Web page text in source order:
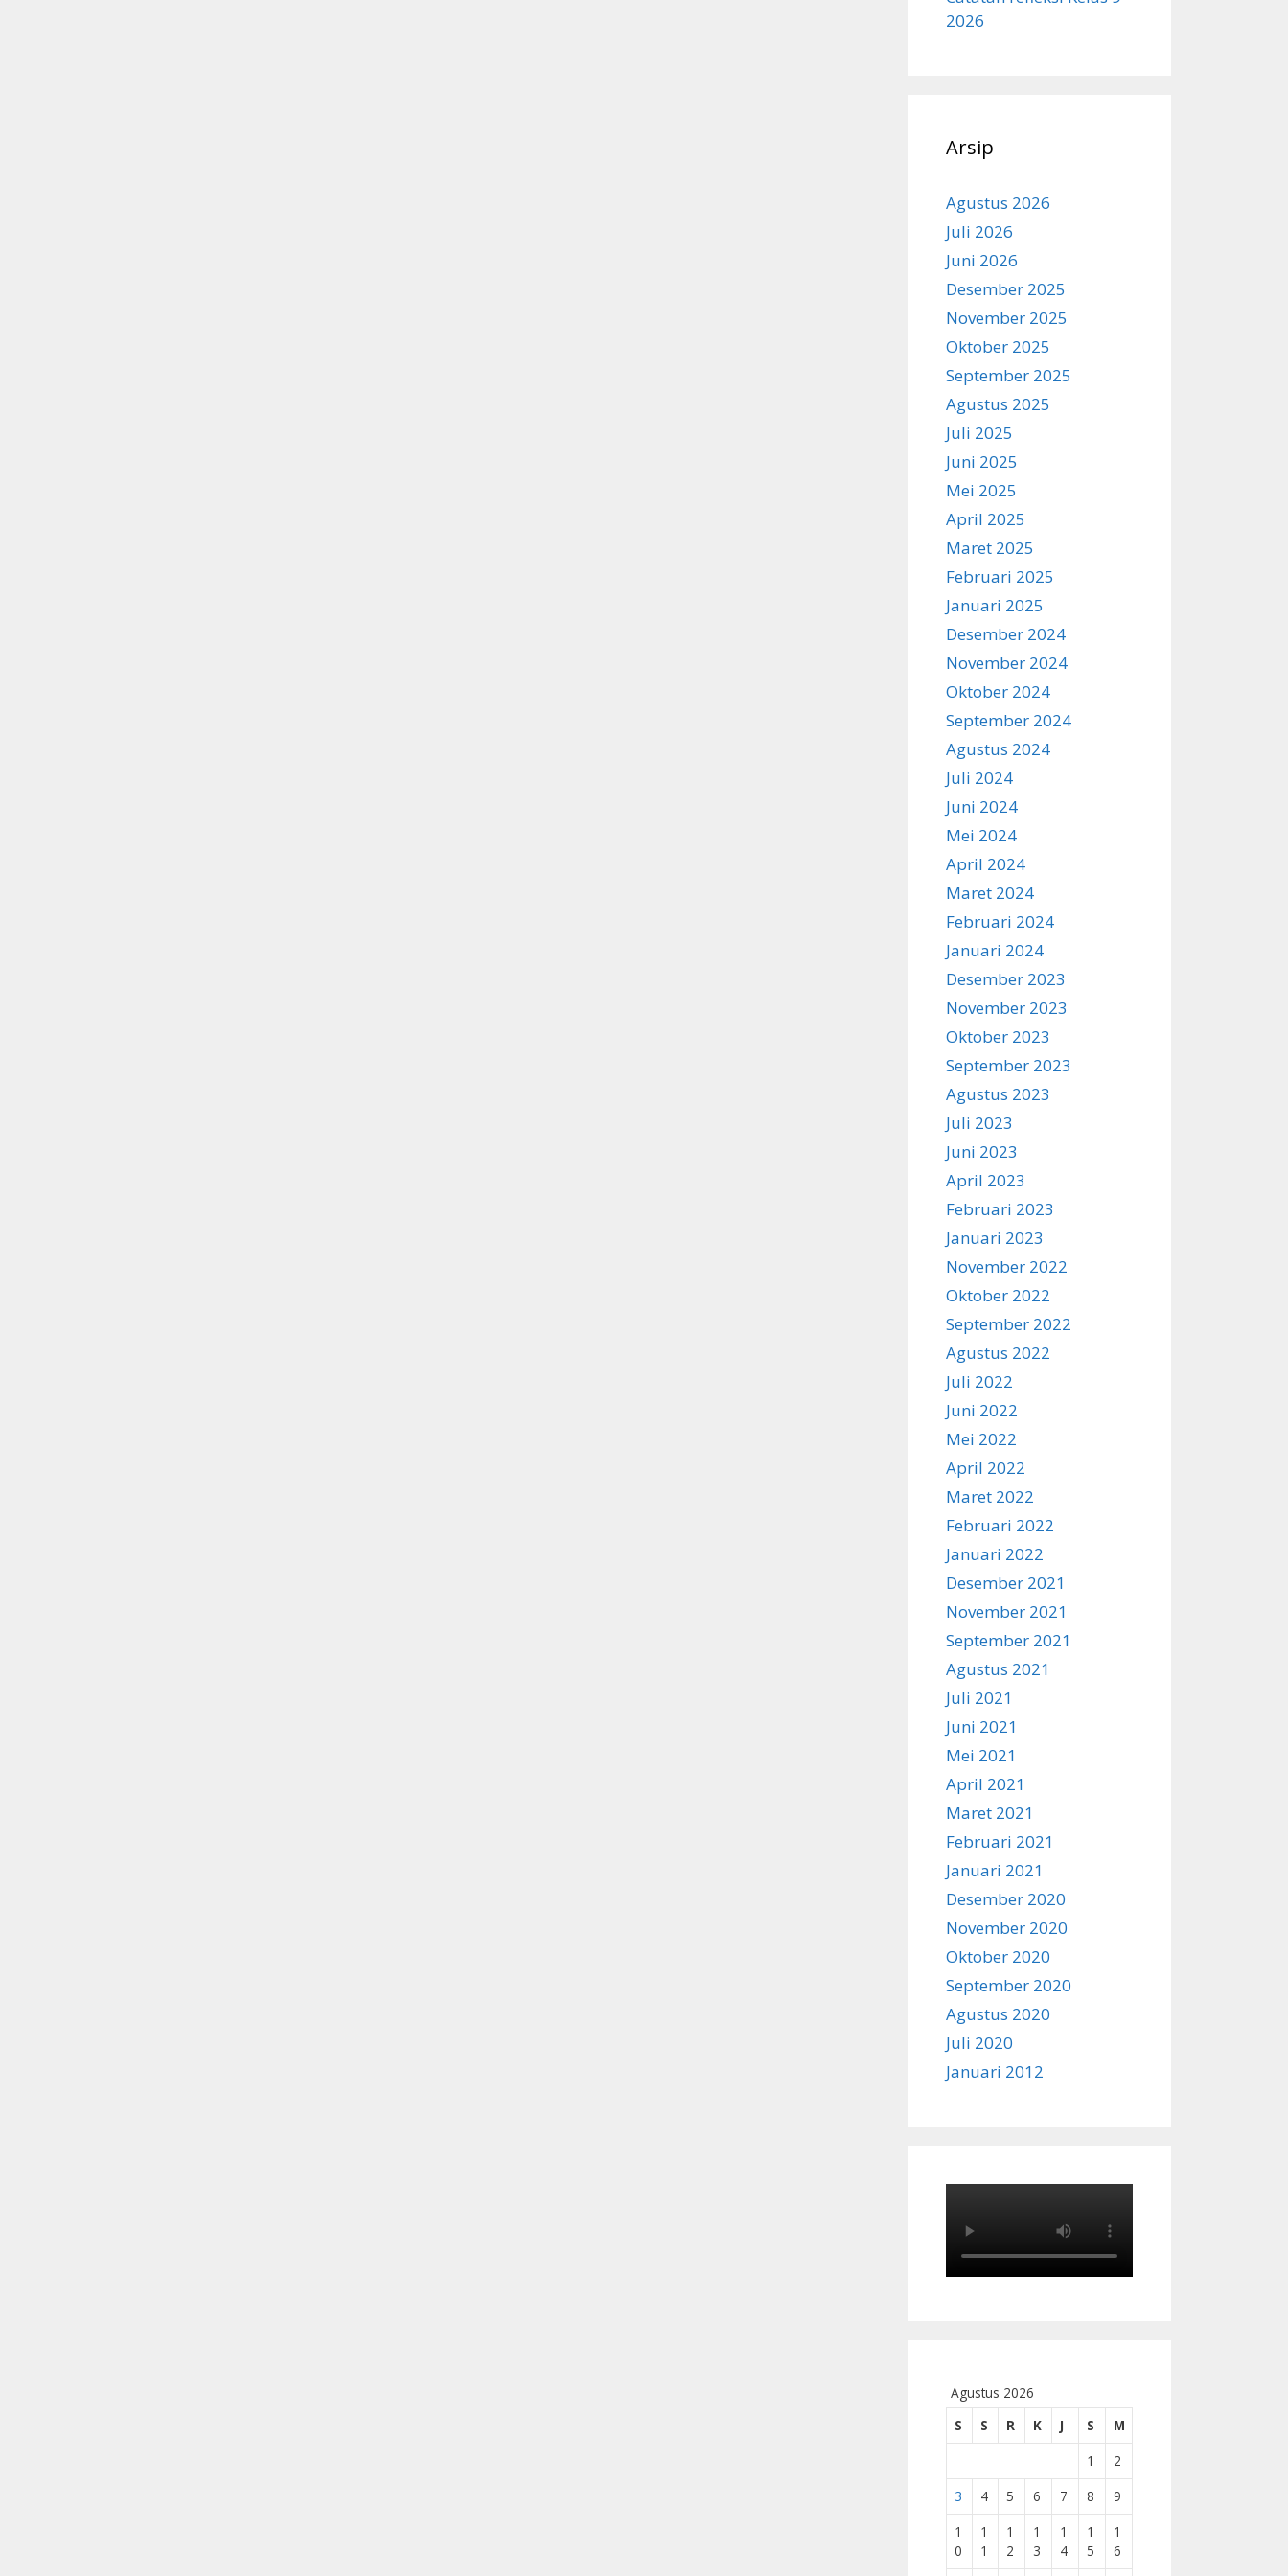
2026
Arsip
Agustus 2026
Juli 2026
Juni 2026
Desember 2025
November 2025
Oktober 2025
September 2025
Agustus 2025
Juli 2025
Juni 2025
Mei 2025
April 2025
Maret 2025
Februari 2025
Januari 2025
Desember 2024
November 2024
Oktober 2024
September 2024
Agustus 2024
Juli 2024
Juni 2024
Mei 2024
April 2024
Maret 2024
Februari 2024
Januari 2024
Desember 2023
November 2023
Oktober 2023
September 2023
Agustus 2023
Juli 2023
Juni 2023
April 2023
Februari 2023
Januari 2023
November 2022
Oktober 2022
September 2022
Agustus 2022
Juli 2022
Juni 2022
Mei 2022
April 2022
Maret 2022
Februari 2022
Januari 2022
Desember 2021
November 2021
September 2021
Agustus 2021
Juli 2021
Juni 2021
Mei 2021
April 2021
Maret 2021
Februari 2021
Januari 2021
Desember 2020
November 2020
Oktober 2020
September 2020
Agustus 2020
Juli 2020
Januari 2012
Agustus 2026
S
S R K J S
M
1
2
3
4 5 6 7 8
9
1
0
1
1
1
2
1
3
1
4
1
5
1
6